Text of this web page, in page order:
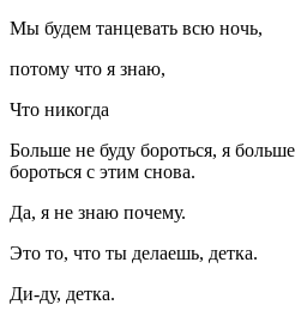
Мы будем танцевать всю ночь,
потому что я знаю,
Что никогда
Больше не буду бороться, я
бороться с этим снова.
Да, я не знаю почему.
Это то, что ты делаешь, детка.
Ди-ду, детка.